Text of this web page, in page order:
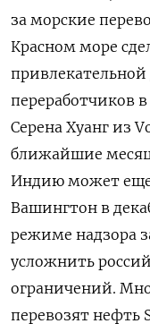
за морские
Красном море
переработчиков
Серена Хуанг из
ближайшие
Индию может еще
Вашингтон в
режиме надзора
усложнить
ограничений.
перевозят нефть